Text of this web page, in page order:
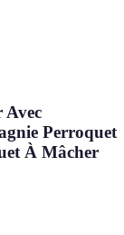
Avec
Perroquet
À Mâcher